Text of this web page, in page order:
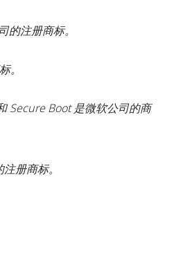
的注册商标。
。
Secure Boot 是微软公司的商
册商标。